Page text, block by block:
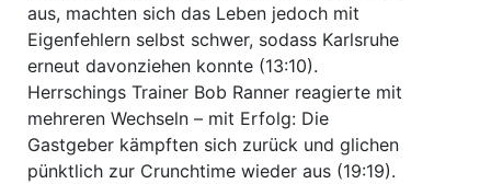
aus, machten sich das Leben jedoch mit
Eigenfehlern selbst schwer, sodass Karlsruhe
erneut davonziehen konnte (13:10).
Herrschings Trainer Bob Ranner reagierte mit
mehreren Wechseln – mit Erfolg: Die
Gastgeber kämpften sich zurück und glichen
pünktlich zur Crunchtime wieder aus (19:19).